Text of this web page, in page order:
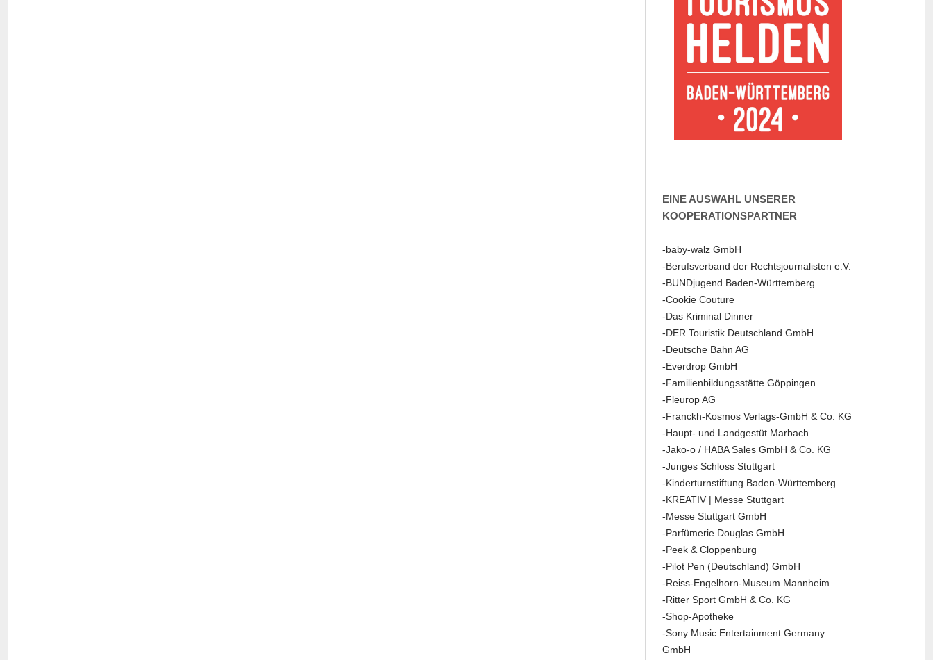
EINE AUSWAHL UNSERER
KOOPERATIONSPARTNER
-baby-walz GmbH
-Berufsverband der Rechtsjournalisten e.V.
-BUNDjugend Baden-Württemberg
-Cookie Couture
-Das Kriminal Dinner
-DER Touristik Deutschland GmbH
-Deutsche Bahn AG
-Everdrop GmbH
-Familienbildungsstätte Göppingen
-Fleurop AG
-Franckh-Kosmos Verlags-GmbH & Co. KG
-Haupt- und Landgestüt Marbach
-Jako-o / HABA Sales GmbH & Co. KG
-Junges Schloss Stuttgart
-Kinderturnstiftung Baden-Württemberg
-KREATIV | Messe Stuttgart
-Messe Stuttgart GmbH
-Parfümerie Douglas GmbH
-Peek & Cloppenburg
-Pilot Pen (Deutschland) GmbH
-Reiss-Engelhorn-Museum Mannheim
-Ritter Sport GmbH & Co. KG
-Shop-Apotheke
-Sony Music Entertainment Germany
GmbH